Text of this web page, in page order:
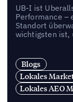
UB-I ist
Performance –
Standort
wichtigsten ist,
Blogs
Lokales
Lokales AEO